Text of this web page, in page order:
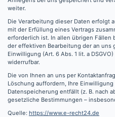
weiter.
Die Verarbeitung dieser Daten erfolgt
mit der Erfüllung eines Vertrags
erforderlich ist. In allen übrigen Fällen
der effektiven Bearbeitung der an uns
Einwilligung (Art. 6 Abs. 1 lit. a
widerrufbar.
Die von Ihnen an uns per
Löschung auffordern, Ihre
Datenspeicherung entfällt (z. B. nach
gesetzliche Bestimmungen –
Quelle: https://www.e-recht24.de